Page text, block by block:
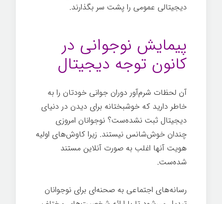
دیجیتالی عمومی را پشت سر بگذارند.
پیمایش نوجوانی در
کانون توجه دیجیتال
آن لحظات شرم‌آور دوران جوانی خودتان را به
خاطر دارید که خوشبختانه برای دیدن در دنیای
دیجیتال ثبت نشده‌ست؟ نوجوانان امروزی
چندان خوش‌شانس نیستند. زیرا کاوش‌های اولیه
هویت آنها اغلب به صورت آنلاین مستند
شده‌ست.
رسانه‌های اجتماعی به صحنه‌ای برای نوجوانان